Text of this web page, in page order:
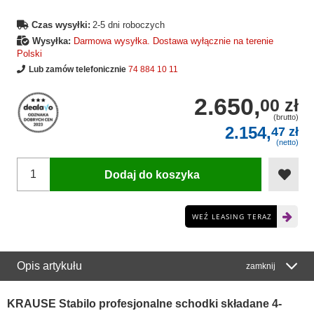
Czas wysyłki: 2-5 dni roboczych
Wysyłka: Darmowa wysyłka. Dostawa wyłącznie na terenie
Polski
Lub zamów telefonicznie 74 884 10 11
2.650,00 zł
(brutto)
2.154,47 zł
(netto)
Dodaj do koszyka
WEŹ LEASING TERAZ
Opis artykułu zamknij
KRAUSE Stabilo profesjonalne schodki składane 4-